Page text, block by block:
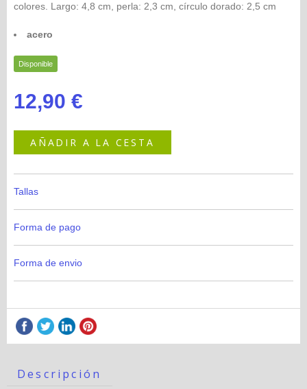
colores. Largo: 4,8 cm, perla: 2,3 cm, círculo dorado: 2,5 cm
acero
Disponible
12,90 €
AÑADIR A LA CESTA
Tallas
Forma de pago
Forma de envio
Descripción